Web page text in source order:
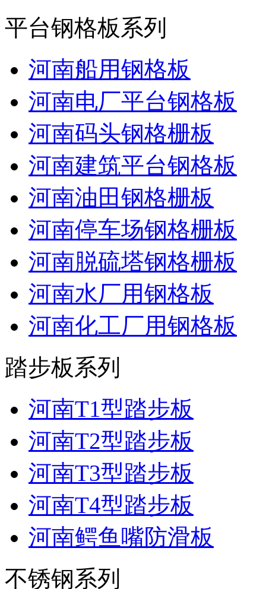
平台钢格板系列
河南船用钢格板
河南电厂平台钢格板
河南码头钢格栅板
河南建筑平台钢格板
河南油田钢格栅板
河南停车场钢格栅板
河南脱硫塔钢格栅板
河南水厂用钢格板
河南化工厂用钢格板
踏步板系列
河南T1型踏步板
河南T2型踏步板
河南T3型踏步板
河南T4型踏步板
河南鳄鱼嘴防滑板
不锈钢系列